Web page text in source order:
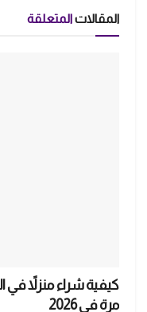
المقالاتالمتعلقة
كيفية شراء منزلاً
مرة في 2026